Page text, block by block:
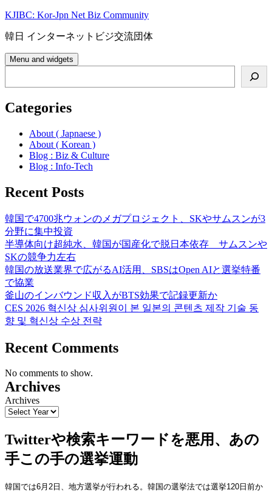
Skip
content
KJIBC: Kor-Jpn Net Biz Community
韓日 インターネットビジ交流団体
Menu and widgets
Categories
About ( Japnaese )
About ( Korean )
Blog : Biz & Culture
Blog : Info-Tech
Recent Posts
韓国で4700兆ウォンのメガプロジェクト、SKやサムスンが3
分野に集中投資
半導体向け超純水、韓国が国産化で脱日本依存 サムスンや
SKの競争力左右
韓国の放送業界で広がるAI活用、SBSはOpen AIと選挙特番
で協業
釜山のインバウンド収入がBTS効果で記録更新か
CES 2026 혁신상 심사위원이 본 일본의 콘텐츠 제작 기술 동
향 및 혁신상 수상 전략
Recent Comments
No comments to show.
Archives
Archives
Twitterや検索キーワードを悪用、あの
手この手の選挙運動
韓国では6月2日、地方選挙が行われる。韓国の選挙法では選挙120日前か